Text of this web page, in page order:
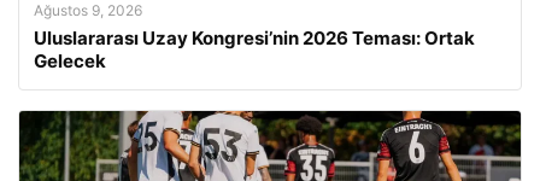
Ağustos 9, 2026
Uluslararası Uzay Kongresi’nin 2026 Teması: Ortak
Gelecek